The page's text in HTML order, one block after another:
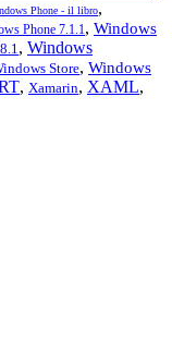
Phone - il libro,
Phone 7.1.1 , Windows
, Windows
Store, Windows
, Xamarin, XAML,